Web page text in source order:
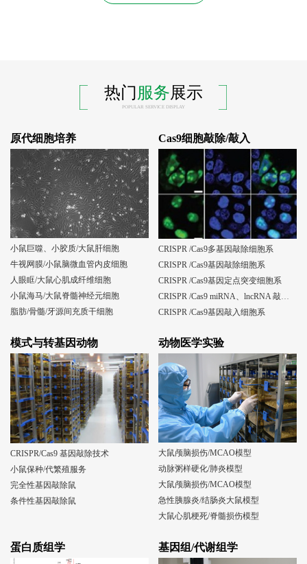
热门服务展示
POPULAR SERVICE DISPLAY
原代细胞培养
小鼠巨噬、小胶质/大鼠肝细胞
牛视网膜/小鼠脑微血管内皮细胞
人眼眶/大鼠心肌成纤维细胞
小鼠海马/大鼠脊髓神经元细胞
脂肪/骨髓/牙源间充质干细胞
Cas9细胞敲除/敲入
CRISPR /Cas9多基因敲除细胞系
CRISPR /Cas9基因敲除细胞系
CRISPR /Cas9基因定点突变细胞系
CRISPR /Cas9基因敲入细胞系
模式与转基因动物
CRISPR/Cas9 基因敲除技术
小鼠保种/代繁殖服务
完全性基因敲除鼠
条件性基因敲除鼠
动物医学实验
大鼠颅脑损伤/MCAO模型
动脉粥样硬化/肺炎模型
大鼠颅脑损伤/MCAO模型
急性胰腺炎/结肠炎大鼠模型
大鼠心肌梗死/脊髓损伤模型
蛋白质组学 基因组/代谢组学